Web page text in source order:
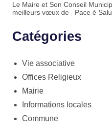
Le Maire et Son Conseil
meilleurs vœux de Pace è
Catégories
Vie associative
Offices Religieux
Mairie
Informations locales
Commune